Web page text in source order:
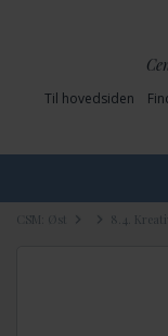
Til hovedsiden
CSM: Øst 8.4.